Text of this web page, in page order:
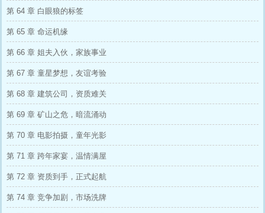
第 64 章 白眼狼的标签
第 65 章 命运机缘
第 66 章 姐夫入伙，家族事业
第 67 章 童星梦想，友谊考验
第 68 章 建筑公司，资质难关
第 69 章 矿山之危，暗流涌动
第 70 章 电影拍摄，童年光影
第 71 章 跨年家宴，温情满屋
第 72 章 资质到手，正式起航
第 74 章 竞争加剧，市场洗牌